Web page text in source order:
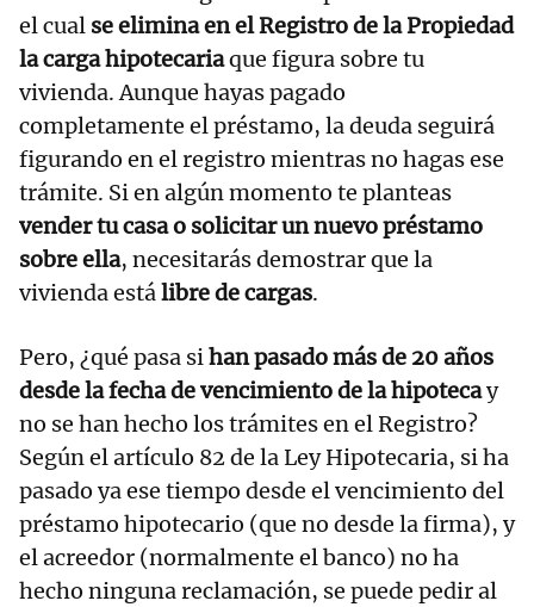
el cual se elimina en el Registro de la Propiedad
la carga hipotecariaque figura sobre tu
vivienda. Aunque hayas pagado
completamente el préstamo, la deuda seguirá
figurando en el registro mientras no hagas ese
trámite. Si en algún momento te planteas
vender tu casa o solicitar un nuevo préstamo
sobre ella, necesitarás demostrar que la
vivienda estálibre de cargas.
Pero, ¿qué pasa sihan pasado más de 20 años
desde la fecha de vencimiento de la hipotecay
no se han hecho los trámites en el Registro?
Según el artículo 82 de la Ley Hipotecaria, si ha
pasado ya ese tiempo desde el vencimiento del
préstamo hipotecario (que no desde la firma), y
el acreedor (normalmente el banco) no ha
hecho ninguna reclamación, se puede pedir al